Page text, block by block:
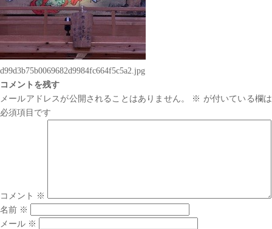
d99d3b75b0069682d9984fc664f5c5a2.jpg
コメントを残す
メールアドレスが公開されることはありません。
※ が付いている欄は
必須項目です
コメント ※
名前 ※
メール ※